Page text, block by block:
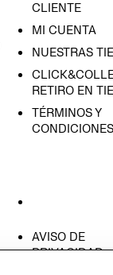
CLIENTE
MI CUENTA
NUESTRAS
RETIRO EN
TÉRMINOS Y
CONDICIONES
AVISO DE
PRIVACIDAD